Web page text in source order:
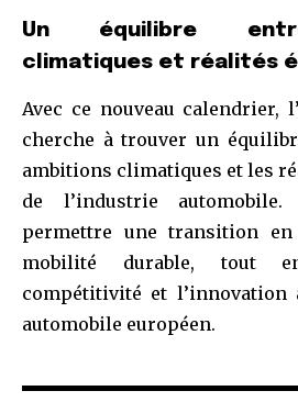
Un équilibre
climatiques et réalités
Avec ce nouveau calendrier,
cherche à trouver un
ambitions climatiques et les
de l’industrie
permettre une transition
mobilité durable, tout
compétitivité et l’innovation
automobile européen.